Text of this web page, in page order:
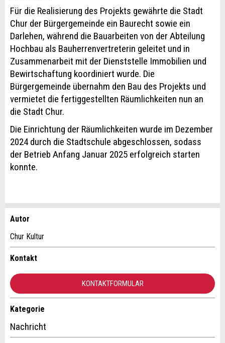
Für die Realisierung des Projekts gewährte die Stadt
Chur der Bürgergemeinde ein Baurecht sowie ein
Darlehen, während die Bauarbeiten von der Abteilung
Hochbau als Bauherrenvertreterin geleitet und in
Zusammenarbeit mit der Dienststelle Immobilien und
Bewirtschaftung koordiniert wurde. Die
Bürgergemeinde übernahm den Bau des Projekts und
vermietet die fertiggestellten Räumlichkeiten nun an
die Stadt Chur.
Die Einrichtung der Räumlichkeiten wurde im Dezember
2024 durch die Stadtschule abgeschlossen, sodass
der Betrieb Anfang Januar 2025 erfolgreich starten
konnte.
Anzeige beanstanden
Ihr Feedback wird sehr geschätzt!
Allgemeines Feedback
Anzeige nicht mehr gültig
Anzeige unvollständig
Anzeige weiterempfehlen
Empfehlen Sie diese Anzeige an Freunde weiter.
Autor
Chur Kultur
Kontakt
KONTAKTFORMULAR
Kontakt
Kategorie
Nachricht